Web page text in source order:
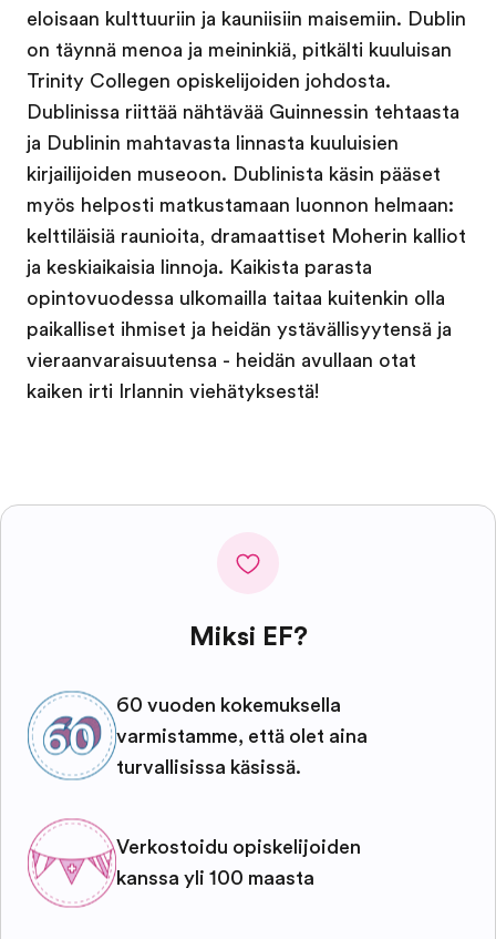
eloisaan kulttuuriin ja kauniisiin maisemiin. Dublin
on täynnä menoa ja meininkiä, pitkälti kuuluisan
Trinity Collegen opiskelijoiden johdosta.
Dublinissa riittää nähtävää Guinnessin tehtaasta
ja Dublinin mahtavasta linnasta kuuluisien
kirjailijoiden museoon. Dublinista käsin pääset
myös helposti matkustamaan luonnon helmaan:
kelttiläisiä raunioita, dramaattiset Moherin kalliot
ja keskiaikaisia linnoja. Kaikista parasta
opintovuodessa ulkomailla taitaa kuitenkin olla
paikalliset ihmiset ja heidän ystävällisyytensä ja
vieraanvaraisuutensa - heidän avullaan otat
kaiken irti Irlannin viehätyksestä!
Miksi EF?
60 vuoden kokemuksella
varmistamme, että olet aina
turvallisissa käsissä.
Verkostoidu opiskelijoiden
kanssa yli 100 maasta